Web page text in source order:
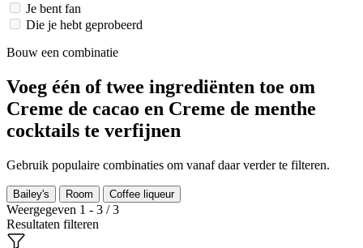
Je bent fan
Die je hebt geprobeerd
Bouw een combinatie
Voeg één of twee ingrediënten toe om
Creme de cacao en Creme de menthe
cocktails te verfijnen
Gebruik populaire combinaties om vanaf daar verder te filteren.
Bailey's Room Coffee liqueur
Weergegeven 1 - 3 / 3
Resultaten filteren